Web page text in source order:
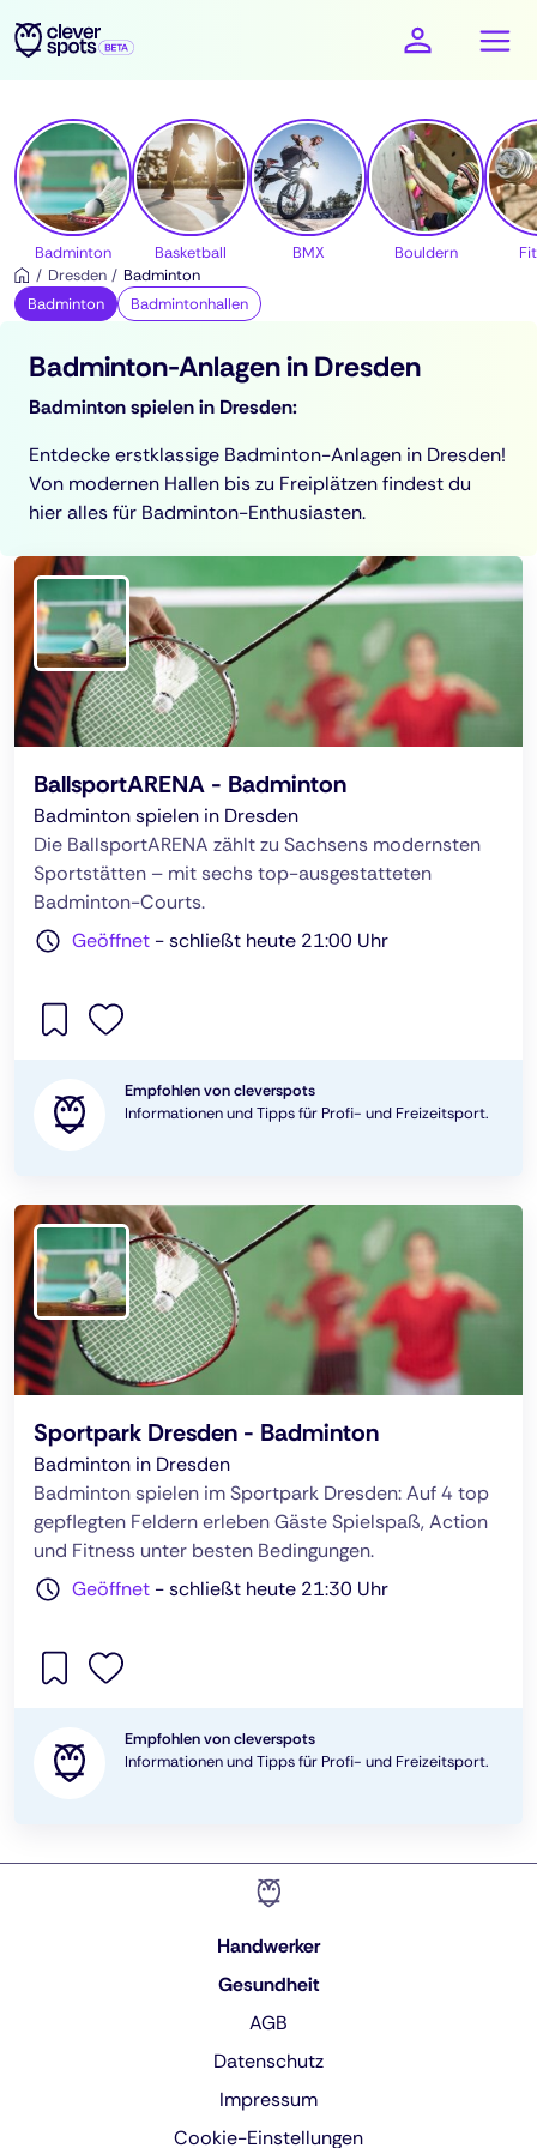
cleverspots - Sport
Badminton Basketball BMX Bouldern
Dresden
Badminton
Badminton
Badmintonhallen
Badminton-Anlagen in Dresden
Badminton spielen in Dresden:
Entdecke erstklassige Badminton-Anlagen in Dresden!
Von modernen Hallen bis zu Freiplätzen findest du
hier alles für Badminton-Enthusiasten.
BallsportARENA - Badminton
Badminton spielen in Dresden
Die BallsportARENA zählt zu Sachsens modernsten
Sportstätten – mit sechs top-ausgestatteten
Badminton-Courts.
Geöffnet -schließt heute 21:00 Uhr
Empfohlen von cleverspots
Informationen und Tipps für Profi- und Freizeitsport.
Sportpark Dresden - Badminton
Badminton in Dresden
Badminton spielen im Sportpark Dresden: Auf 4 top
gepflegten Feldern erleben Gäste Spielspaß, Action
und Fitness unter besten Bedingungen.
Geöffnet -schließt heute 21:30 Uhr
Empfohlen von cleverspots
Informationen und Tipps für Profi- und Freizeitsport.
Handwerker
Gesundheit
AGB
Datenschutz
Impressum
Cookie-Einstellungen